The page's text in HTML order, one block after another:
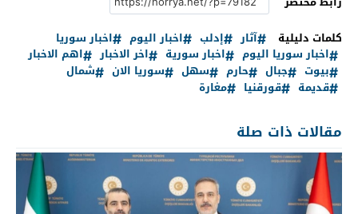
كلمات دليلية
آثار إدلب اخبار اليوم
اخبار سوريا
اخبار سوريا اليوم
اخبار سورية اخر الاخبار
اهم الاخبار
بيوت
جبال حارم سهل سوريا الان
شمال
قديمة
قورقنيا مغارة
مقالات ذات صلة